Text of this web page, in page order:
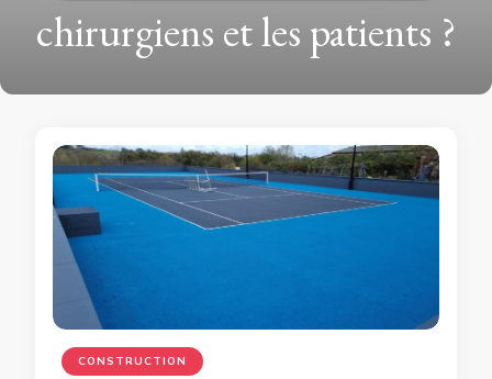
chirurgiens et les patients ?
CONSTRUCTION